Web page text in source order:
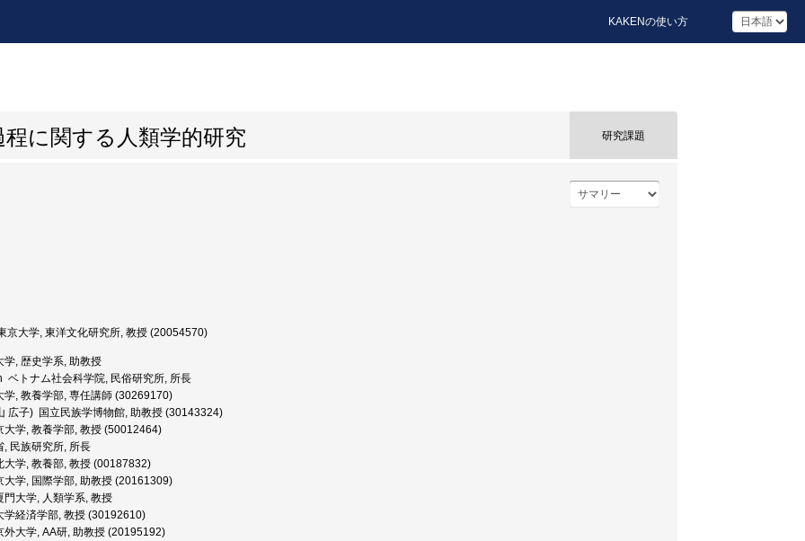
KAKENの使い方
に関する人類学的研究 研究課題
京大学, 東洋文化研究所, 教授 (20054570)
, 歴史学系, 助教授
ベトナム社会科学院, 民俗研究所, 所長
, 教養学部, 専任講師 (30269170)
広子) 国立民族学博物館, 助教授 (30143324)
学, 教養学部, 教授 (50012464)
民族研究所, 所長
学, 教養部, 教授 (00187832)
学, 国際学部, 助教授 (20161309)
大学, 人類学系, 教授
経済学部, 教授 (30192610)
大学, AA研, 助教授 (20195192)